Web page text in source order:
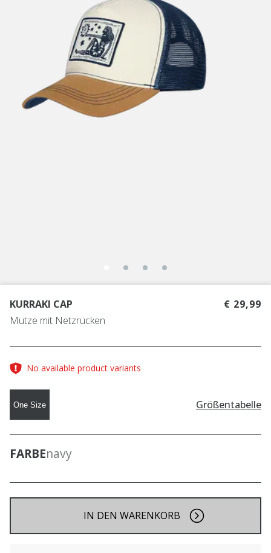
KURRAKI CAP
Mütze mit Netzrücken
€ 29,99
No available product variants
One Size Größentabelle
FARBEnavy
IN DEN WARENKORB